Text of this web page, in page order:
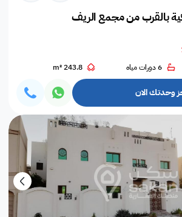
بالقرب من مجمع الريف
6 دورات مياه 243.8 m²
وحدتك الان